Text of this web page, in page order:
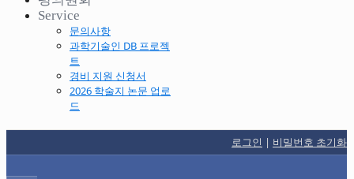
Service
문의사항
과학기술인 DB 프로젝
트
경비 지원 신청서
2026 학술지 논문 업로
드
로그인 | 비밀번호 초기화